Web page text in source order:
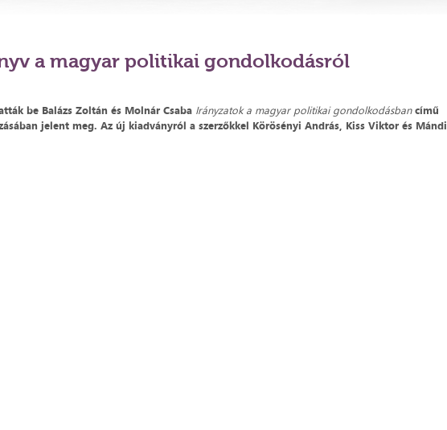
a magyar politikai gondolkodásról
be Balázs Zoltán és Molnár Csaba Irányzatok a magyar politikai gondolkodásbancímű
jelent meg. Az új kiadványról a szerzőkkel Körösényi András, Kiss Viktor és Mándi